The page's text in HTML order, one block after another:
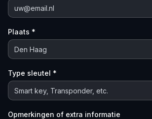
Plaats *
Type sleutel *
Opmerkingen of extra informatie